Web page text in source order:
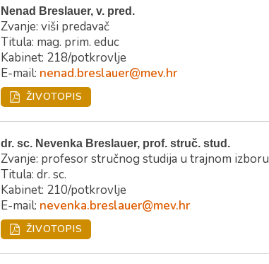
Nenad Breslauer, v. pred.
Zvanje: viši predavač
Titula: mag. prim. educ
Kabinet: 218/potkrovlje
E-mail: nenad.breslauer@mev.hr
ŽIVOTOPIS
dr. sc. Nevenka Breslauer, prof. struč. stud.
Zvanje: profesor stručnog studija u trajnom izboru
Titula: dr. sc.
Kabinet: 210/potkrovlje
E-mail: nevenka.breslauer@mev.hr
ŽIVOTOPIS